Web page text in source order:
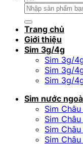
Tìm
Trang chủ
Giới thiệu
Sim 3g/4g
Sim 3g/
Sim 3g/
Sim 3g/
Sim nước
Sim Châu
Sim
Sim
Sim Châu